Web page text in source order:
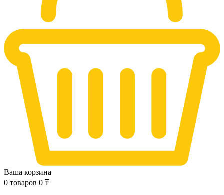
Ваша корзина
0 товаров 0 ₸